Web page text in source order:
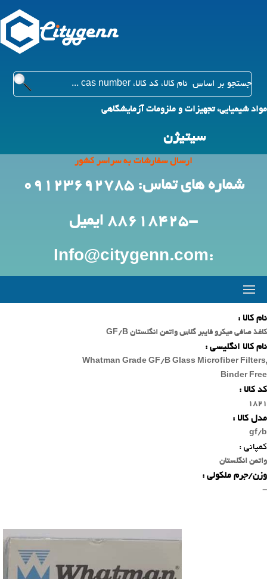
مواد شیمیایی، تجهیزات و ملزومات آزمایشگاهی
سیتیژن
ارسال سفارشات به سراسر کشور
شماره های تماس: 09123692785
-88618425 ایمیل
:Info@citygenn.com
نام کالا :
کاغذ صافی میکرو فایبر گلاس واتمن انگلستان GF/B
نام کالا انگلیسی :
Whatman Grade GF/B Glass Microfiber Filters,
Binder Free
کد کالا :
1821
مدل کالا :
gf/b
کمپانی :
واتمن انگلستان
وزن/جرم ملکولی :
-